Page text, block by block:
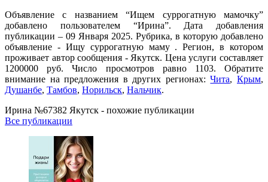
Объявление с названием “Ищем суррогатную мамочку”
добавлено пользователем “Ирина”. Дата добавления
публикации – 09 Января 2025. Рубрика, в которую добавлено
объявление - Ищу суррогатную маму . Регион, в котором
проживает автор сообщения - Якутск. Цена услуги составляет
1200000 руб. Число просмотров равно 1103. Обратите
внимание на предложения в других регионах:Чита,Крым,
Душанбе, Тамбов, Норильск, Нальчик.
Ирина №67382 Якутск - похожие публикации
Все публикации